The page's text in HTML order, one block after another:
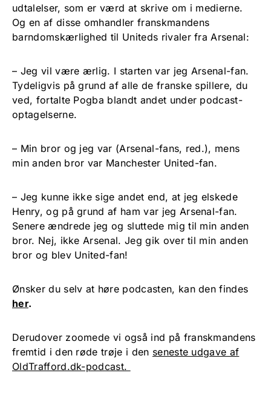
udtalelser, som er værd at skrive om i medierne.
Og en af disse omhandler franskmandens
barndomskærlighed til Uniteds rivaler fra Arsenal:
– Jeg vil være ærlig. I starten var jeg Arsenal-fan.
Tydeligvis på grund af alle de franske spillere, du
ved, fortalte Pogba blandt andet under podcast-
optagelserne.
– Min bror og jeg var (Arsenal-fans, red.), mens
min anden bror var Manchester United-fan.
– Jeg kunne ikke sige andet end, at jeg elskede
Henry, og på grund af ham var jeg Arsenal-fan.
Senere ændrede jeg og sluttede mig til min anden
bror. Nej, ikke Arsenal. Jeg gik over til min anden
bror og blev United-fan!
Ønsker du selv at høre podcasten, kan den findes
her.
Derudover zoomede vi også ind på franskmandens
fremtid i den røde trøje i den seneste udgave af
OldTrafford.dk-podcast.